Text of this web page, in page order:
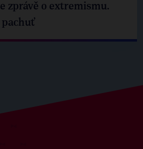
zprávě o extremismu.
pachuť